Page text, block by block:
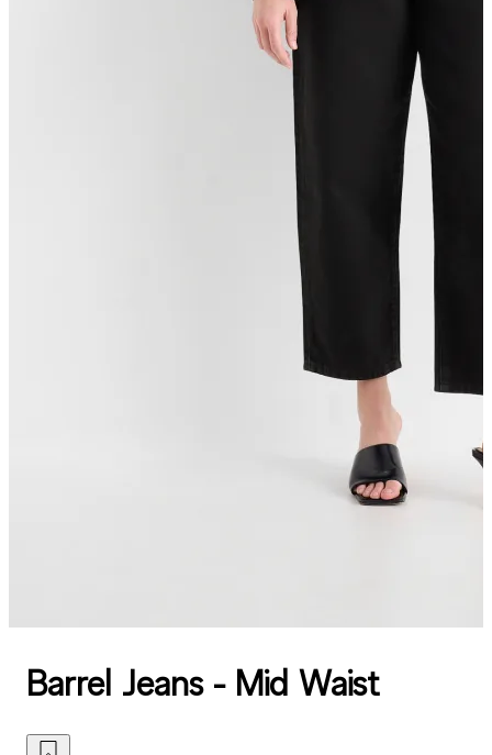
Barrel Jeans - Mid Waist